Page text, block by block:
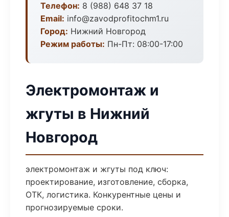
Телефон: 8 (988) 648 37 18
Email: info@zavodprofitochm1.ru
Город: Нижний Новгород
Режим работы: Пн-Пт: 08:00-17:00
Электромонтаж и
жгуты в Нижний
Новгород
электромонтаж и жгуты под ключ:
проектирование, изготовление, сборка,
ОТК, логистика. Конкурентные цены и
прогнозируемые сроки.